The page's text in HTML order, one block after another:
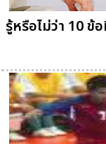
รู้หรือไม่ว่า 10 ข้